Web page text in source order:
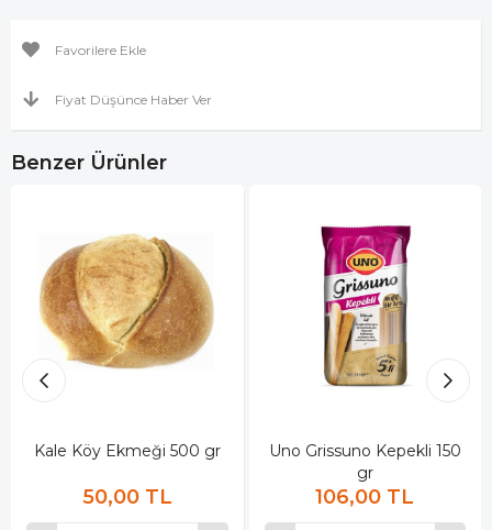
Favorilere Ekle
Fiyat Düşünce Haber Ver
Benzer Ürünler
Kale Köy Ekmeği 500 gr
50,00 TL
Uno Grissuno Kepekli 150
gr
106,00 TL